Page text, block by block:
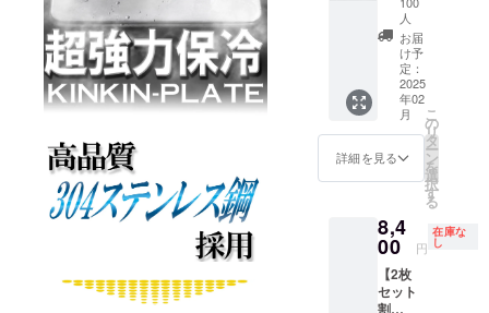
された際、
弊社からの
個別連絡は
行っており
ません。
返送に心当
たりのある
自身でご連
絡いただき
ますようお
キャン
プファ
イヤー
のメッ
セージ
よりご
連絡く
ださ
い。
ます。
※商品代
を安く
する為
に工数
削減を
してお
り、出
荷連絡
は致し
ませ
届け予
定日に
なって
も商品
が届か
ない場
理をし
ていき
ます。
配送処
理後、
早くて
１５
日、遅
５日程
お届け
かりま
す。 ※
製造状
況によ
り出荷
時期が
お使い
くださ
い。
【配送
時期】
CAMPF
IREの仕
届け月
はクラ
になっ
ており
ます
が、毎
月月末
キュー
）、ピ
クニッ
ク、ア
ウトド
ア、
キャン
プ、生
ものの
ラー
ボック
スや発
泡スチ
ロール
枚 定価
6,000円
→4,500
（税・
送料
込）
■KINKI
N
board（
円）× 1
枚
BBQ（
バーベ
キュー
人
お届
け予
定：
2025
年02
月
詳細を見る
こ
の
リ
タ
ー
ン
を
選
択
す
る
8,4
00 円
在庫な
し
【2枚
セット
割